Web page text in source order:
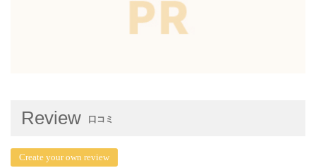
Review 口コミ
Create your own review